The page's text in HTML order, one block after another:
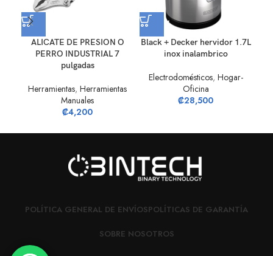
ALICATE DE PRESION O
PERRO INDUSTRIAL 7
pulgadas
Herramientas, Herramientas
Manuales
₡4,200
Black + Decker hervidor 1.7L
inox inalambrico
Electrodomésticos, Hogar-
Oficina
₡28,500
POLÍTICA GENERAL DE ENVÍOSPOLÍTICAS DE GARANTÍA
SOBRE NOSOTROS